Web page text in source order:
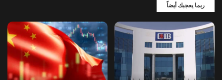
ربما يعجبك أيضاً